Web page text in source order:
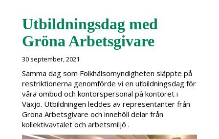
Utbildningsdag med
Gröna Arbetsgivare
30 september, 2021
Samma dag som Folkhälsomyndigheten släppte på
restriktionerna genomförde vi en utbildningsdag för
våra ombud och kontorspersonal på kontoret i
Växjö. Utbildningen leddes av representanter från
Gröna Arbetsgivare och innehöll delar från
kollektivavtalet och arbetsmiljö .